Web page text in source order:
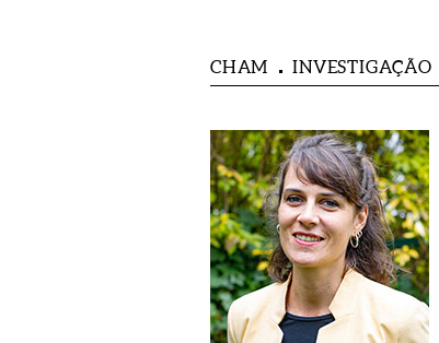
CHAM INVESTIGAÇÃO